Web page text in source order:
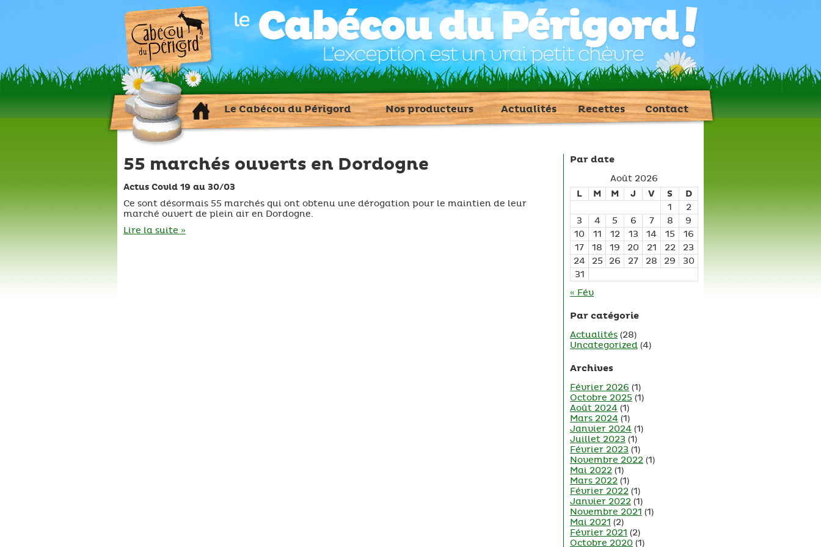
Le Cabécou du Périgord Nos producteurs Actualités Recettes Contact
55 marchés ouverts en Dordogne
Actus Covid 19 au 30/03
Ce sont désormais 55 marchés qui ont obtenu une dérogation pour le maintien de leur
marché ouvert de plein air en Dordogne.
Lire la suite »
Par date
Août 2026
L
M M J V S
D
1
2
3
4 5 6 7 8
9
10
11 12 13 14 15
16
17
18 19 20 21 22
23
24
25 26 27 28 29
30
31
« Fév
Par catégorie
Actualités (28)
Uncategorized (4)
Archives
Février 2026 (1)
Octobre 2025 (1)
Août 2024 (1)
Mars 2024 (1)
Janvier 2024 (1)
Juillet 2023 (1)
Février 2023 (1)
Novembre 2022 (1)
Mai 2022 (1)
Mars 2022 (1)
Février 2022 (1)
Janvier 2022 (1)
Novembre 2021 (1)
Mai 2021 (2)
Février 2021 (2)
Octobre 2020 (1)